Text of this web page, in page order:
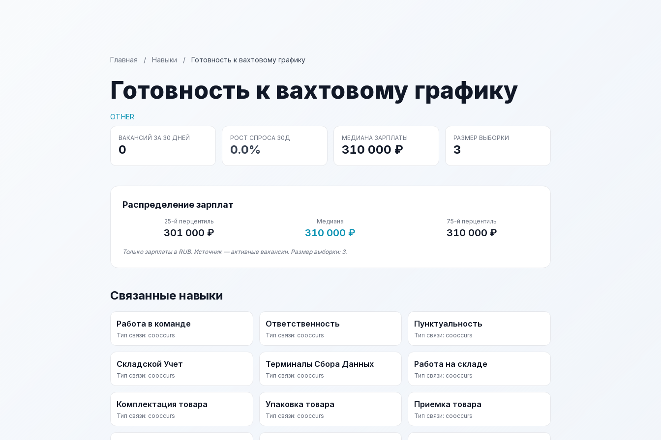
Главная / Навыки / Готовность к вахтовому графику
Готовность к вахтовому графику
OTHER
ВАКАНСИЙ ЗА 30 ДНЕЙ
0
РОСТ СПРОСА 30Д
0.0%
МЕДИАНА ЗАРПЛАТЫ
310 000 ₽
РАЗМЕР ВЫБОРКИ
3
Распределение зарплат
25-й перцентиль
301 000 ₽
Медиана
310 000 ₽
75-й перцентиль
310 000 ₽
Только зарплаты в RUB. Источник — активные вакансии. Размер выборки: 3.
Связанные навыки
Работа в команде
Тип связи: cooccurs
Ответственность
Тип связи: cooccurs
Пунктуальность
Тип связи: cooccurs
Складской Учет
Тип связи: cooccurs
Терминалы Сбора Данных
Тип связи: cooccurs
Работа на складе
Тип связи: cooccurs
Комплектация товара
Тип связи: cooccurs
Упаковка товара
Тип связи: cooccurs
Приемка товара
Тип связи: cooccurs